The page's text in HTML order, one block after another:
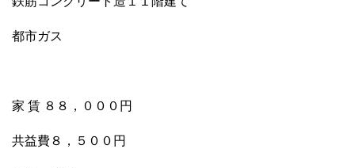
都市ガス
家 賃 ８８，０００円
共益費８，５００円